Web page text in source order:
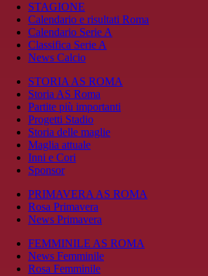
STAGIONE
Calendario e risultati Roma
Calendario Serie A
Classifica Serie A
News Calcio
STORIA AS ROMA
Storia AS Roma
Partite più importanti
Progetti Stadio
Storia delle maglie
Maglia attuale
Inni e Cori
Sponsor
PRIMAVERA AS ROMA
Rosa Primavera
News Primavera
FEMMINILE AS ROMA
News Femminile
Rosa Femminile